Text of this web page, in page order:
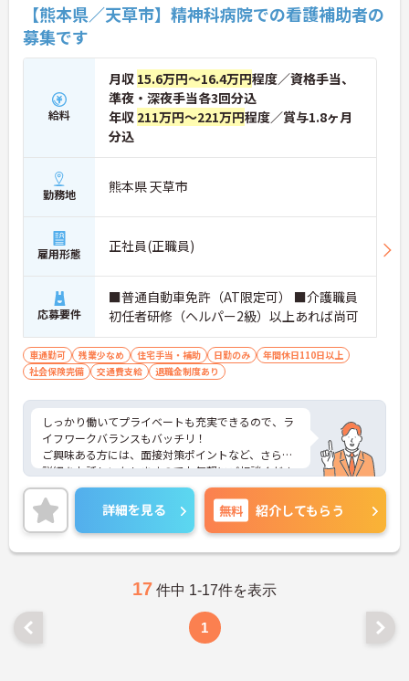
【熊本県／天草市】精神科病院での看護補助者の
募集です
給料
月収 15.6万円～16.4万円程度／資格手当、
準夜・深夜手当各3回分込
年収 211万円～221万円程度／賞与1.8ヶ月
分込
勤務地 熊本県 天草市
雇用形態 正社員(正職員)
応募要件
■普通自動車免許（AT限定可） ■介護職員
初任者研修（ヘルパー2級）以上あれば尚可
車通勤可 残業少なめ 住宅手当・補助 日勤のみ
年間休日110日以上
社会保険完備
交通費支給 退職金制度あり
しっかり働いてプライベートも充実できるので、ラ
イフワークバランスもバッチリ！
ご興味ある方には、面接対策ポイントなど、さらに
詳細をお話しいたしますのでお気軽にご相談くださ
い！
詳細を見る 無料 紹介してもらう
17 件中 1-17件を表示
1